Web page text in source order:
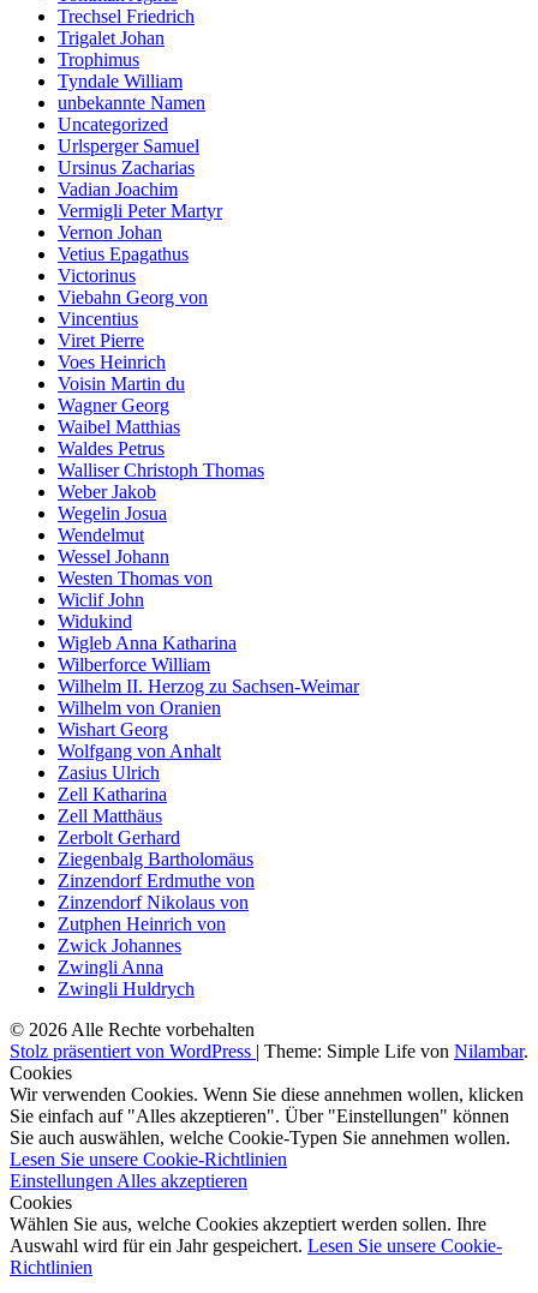
Trechsel Friedrich
Trigalet Johan
Trophimus
Tyndale William
unbekannte Namen
Uncategorized
Urlsperger Samuel
Ursinus Zacharias
Vadian Joachim
Vermigli Peter Martyr
Vernon Johan
Vetius Epagathus
Victorinus
Viebahn Georg von
Vincentius
Viret Pierre
Voes Heinrich
Voisin Martin du
Wagner Georg
Waibel Matthias
Waldes Petrus
Walliser Christoph Thomas
Weber Jakob
Wegelin Josua
Wendelmut
Wessel Johann
Westen Thomas von
Wiclif John
Widukind
Wigleb Anna Katharina
Wilberforce William
Wilhelm II. Herzog zu Sachsen-Weimar
Wilhelm von Oranien
Wishart Georg
Wolfgang von Anhalt
Zasius Ulrich
Zell Katharina
Zell Matthäus
Zerbolt Gerhard
Ziegenbalg Bartholomäus
Zinzendorf Erdmuthe von
Zinzendorf Nikolaus von
Zutphen Heinrich von
Zwick Johannes
Zwingli Anna
Zwingli Huldrych
© 2026 Alle Rechte vorbehalten
Stolz präsentiert von WordPress | Theme: Simple Life von Nilambar.
Cookies
Wir verwenden Cookies. Wenn Sie diese annehmen wollen, klicken
Sie einfach auf "Alles akzeptieren". Über "Einstellungen" können
Sie auch auswählen, welche Cookie-Typen Sie annehmen wollen.
Lesen Sie unsere Cookie-Richtlinien
Einstellungen Alles akzeptieren
Cookies
Wählen Sie aus, welche Cookies akzeptiert werden sollen. Ihre
Auswahl wird für ein Jahr gespeichert. Lesen Sie unsere Cookie-
Richtlinien